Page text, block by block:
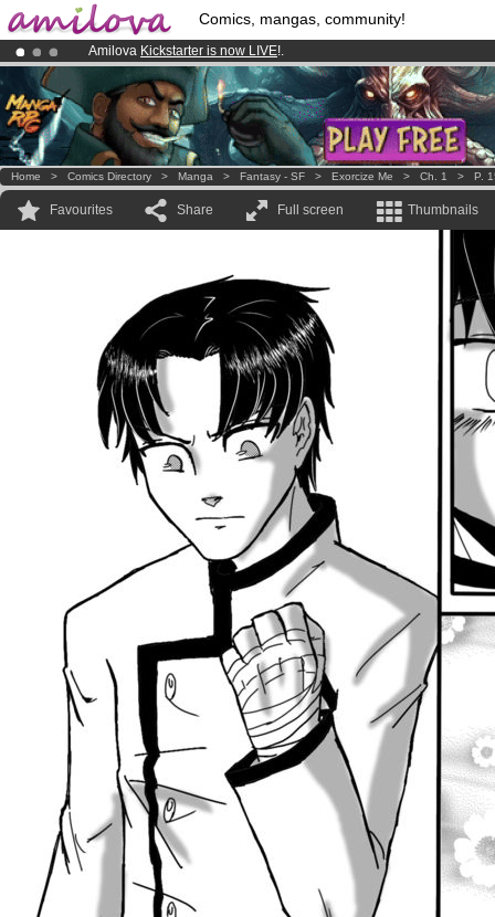
Comics, mangas, community!
Amilova Kickstarter is now LIVE!.
Already 100000membersand 1000comics & mangas!.
Premium membership from3.95 euros per month !Get membership
Home > Comics Directory > Manga > Fantasy - SF > Exorcize Me > Ch. 1 > P.
Favourites Share Full screen Thumbnails